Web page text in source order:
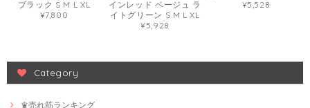
ブラック S M L XL
¥7,800
インレッド ベージュ ラ
イトグリーン S M L XL
¥5,928
¥5,528
Category
♛売れ筋ランキング